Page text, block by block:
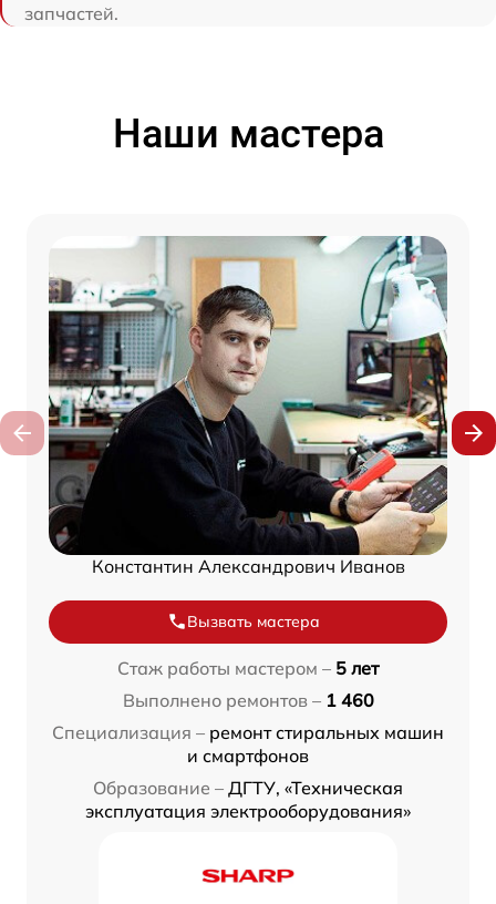
запчастей.
Наши мастера
Константин Александрович Иванов
Вызвать мастера
Стаж работы мастером – 5 лет
Выполнено ремонтов – 1 460
Специализация – ремонт стиральных машин
и смартфонов
Образование – ДГТУ, «Техническая
эксплуатация электрооборудования»